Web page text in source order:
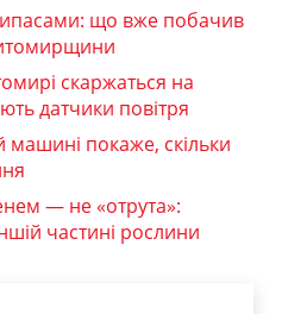
що вже побачив
скаржаться на
датчики повітря
покаже, скільки
— не «отрута»:
частині рослини